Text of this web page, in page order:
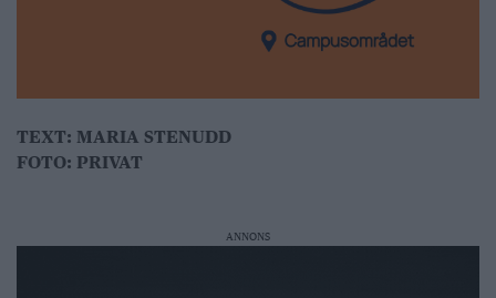
TEXT: MARIA STENUDD
FOTO: PRIVAT
ANNONS